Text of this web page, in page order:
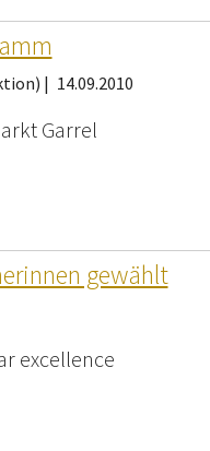
| 14.09.2010
Garrel
gewählt
excellence